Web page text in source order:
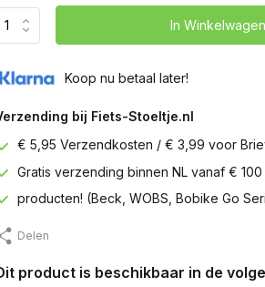
In Winkelwagen
Koop nu betaal later!
bij Fiets-Stoeltje.nl
€ 5,95 Verzendkosten / € 3,99 voor
Gratis verzending binnen NL vanaf €
producten! (Beck, WOBS, Bobike Go
Delen
product is beschikbaar in de